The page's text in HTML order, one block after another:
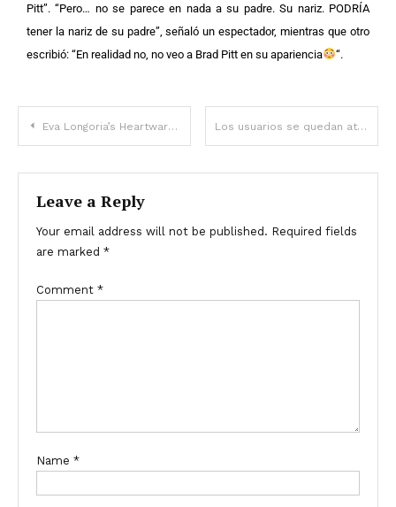
Pitt”. “Pero… no se parece en nada a su padre. Su nariz. PODRÍA
tener la nariz de su padre”, señaló un espectador, mientras que otro
escribió: “En realidad no, no veo a Brad Pitt en su apariencia
“.
Eva Longoria’s Heartwarming Role as Mom to 1 and Stepmom to 3: See Photos of Her Beautiful Family Los usuarios se quedan atónitos con el aspecto que tiene este rompecorazones de los 90 a sus 65 años y con el pelo ralo: su transformación en fotos
Leave a Reply
Your email address will not be published. Required fields
are marked *
Comment *
Name *